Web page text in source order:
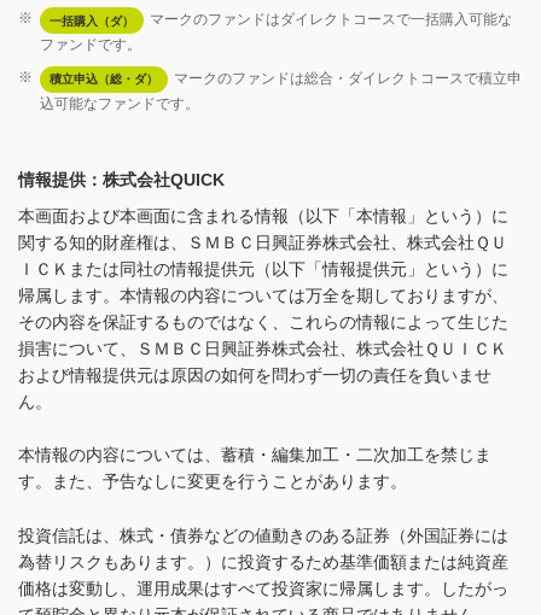
※
一括購入（ダ）
マークのファンドはダイレクトコースで一括購入可能な
ファンドです。
※
積立申込（総・ダ）
マークのファンドは総合・ダイレクトコースで積立申
込可能なファンドです。
情報提供：株式会社QUICK
本画面および本画面に含まれる情報（以下「本情報」という）に
関する知的財産権は、ＳＭＢＣ日興証券株式会社、株式会社ＱＵ
ＩＣＫまたは同社の情報提供元（以下「情報提供元」という）に
帰属します。本情報の内容については万全を期しておりますが、
その内容を保証するものではなく、これらの情報によって生じた
損害について、ＳＭＢＣ日興証券株式会社、株式会社ＱＵＩＣＫ
および情報提供元は原因の如何を問わず一切の責任を負いませ
ん。
本情報の内容については、蓄積・編集加工・二次加工を禁じま
す。また、予告なしに変更を行うことがあります。
投資信託は、株式・債券などの値動きのある証券（外国証券には
為替リスクもあります。）に投資するため基準価額または純資産
価格は変動し、運用成果はすべて投資家に帰属します。したがっ